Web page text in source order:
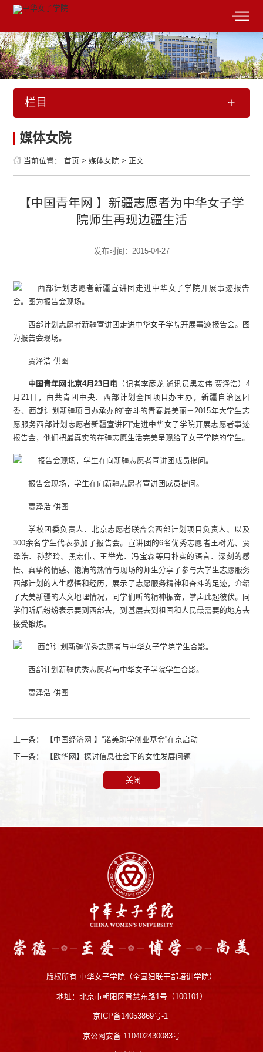
栏目
媒体女院
当前位置： 首页 > 媒体女院 > 正文
【中国青年网 】新疆志愿者为中华女子学
院师生再现边疆生活
发布时间：2015-04-27
西部计划志愿者新疆宣讲团走进中华女子学院开展事迹报告会。图
为报告会现场。
贾泽浩 供图
中国青年网北京4月23日电 （记者李彦龙 通讯员黑宏伟 贾泽浩）4
月21日，由共青团中央、西部计划全国项目办主办，新疆自治区团
委、西部计划新疆项目办承办的“奋斗的青春最美丽－2015年大学生志
愿服务西部计划志愿者新疆宣讲团”走进中华女子学院开展志愿者事迹
报告会，他们把最真实的在疆志愿生活完美呈现给了女子学院的学生。
报告会现场，学生在向新疆志愿者宣讲团成员提问。
贾泽浩 供图
学校团委负责人、北京志愿者联合会西部计划项目负责人、以及
300余名学生代表参加了报告会。宣讲团的6名优秀志愿者王树光、贾
泽浩、孙梦玲、黑宏伟、王举光、冯宝森等用朴实的语言、深刻的感
悟、真挚的情感、饱满的热情与现场的师生分享了参与大学生志愿服务
西部计划的人生感悟和经历，展示了志愿服务精神和奋斗的足迹，介绍
了大美新疆的人文地理情况，同学们听的精神振奋，掌声此起彼伏。同
学们听后纷纷表示要到西部去，到基层去到祖国和人民最需要的地方去
接受锻炼。
西部计划新疆优秀志愿者与中华女子学院学生合影。
贾泽浩 供图
上一条：
【中国经济网 】“诺美助学创业基金”在京启动
下一条：
【欧华网】探讨信息社会下的女性发展问题
关闭
版权所有 中华女子学院（全国妇联干部培训学院）
地址：北京市朝阳区育慧东路1号（100101）
京ICP备14053869号-1
京公网安备 110402430083号